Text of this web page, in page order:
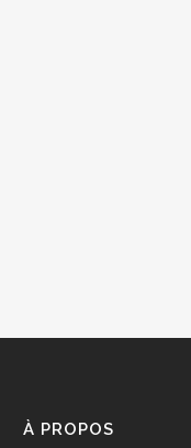
À PROPOS